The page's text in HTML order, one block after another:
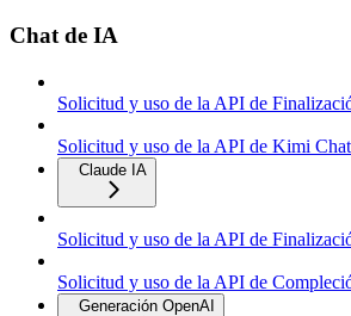
Chat de IA
Solicitud y uso de la API de
Solicitud y uso de la API de Kimi
Claude IA
Solicitud y uso de la API de
Solicitud y uso de la API de
Generación OpenAI